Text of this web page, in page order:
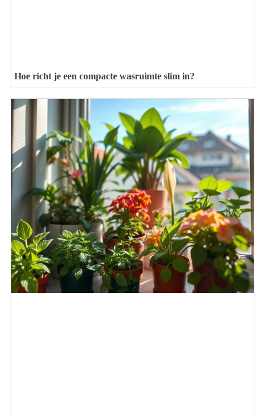
Hoe richt je een compacte wasruimte slim in?